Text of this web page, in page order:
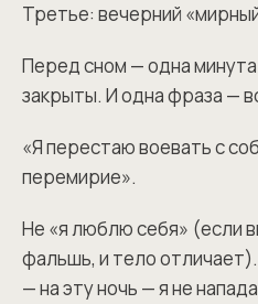
Третье: вечерний
Перед сном — одна
закрыты. И одна фраза —
«Я перестаю воевать с
перемирие».
Не «я люблю себя» (если
фальшь, и тело
— на эту ночь — я не